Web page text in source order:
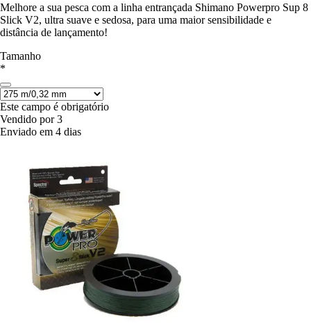
Melhore a sua pesca com a linha entrançada Shimano Powerpro Sup 8
Slick V2, ultra suave e sedosa, para uma maior sensibilidade e
distância de lançamento!
Tamanho
*
Este campo é obrigatório
Vendido por 3
Enviado em 4 dias